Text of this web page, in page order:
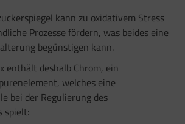
kann zu oxidativem Stress
Prozesse fördern, was beides eine
begünstigen kann.
enthält deshalb Chrom, ein
welches eine
bei der Regulierung des
spielt: